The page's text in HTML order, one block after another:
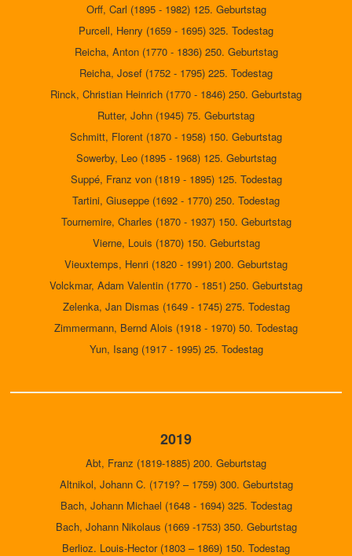
Orff, Carl (1895 - 1982) 125. Geburtstag
Purcell, Henry (1659 - 1695) 325. Todestag
Reicha, Anton (1770 - 1836) 250. Geburtstag
Reicha, Josef (1752 - 1795) 225. Todestag
Rinck, Christian Heinrich (1770 - 1846) 250. Geburtstag
Rutter, John (1945) 75. Geburtstag
Schmitt, Florent (1870 - 1958) 150. Geburtstag
Sowerby, Leo (1895 - 1968) 125. Geburtstag
Suppé, Franz von (1819 - 1895) 125. Todestag
Tartini, Giuseppe (1692 - 1770) 250. Todestag
Tournemire, Charles (1870 - 1937) 150. Geburtstag
Vierne, Louis (1870) 150. Geburtstag
Vieuxtemps, Henri (1820 - 1991) 200. Geburtstag
Volckmar, Adam Valentin (1770 - 1851) 250. Geburtstag
Zelenka, Jan Dismas (1649 - 1745) 275. Todestag
Zimmermann, Bernd Alois (1918 - 1970) 50. Todestag
Yun, Isang (1917 - 1995) 25. Todestag
2019
Abt, Franz (1819-1885) 200. Geburtstag
Altnikol, Johann C. (1719? – 1759) 300. Geburtstag
Bach, Johann Michael (1648 - 1694) 325. Todestag
Bach, Johann Nikolaus (1669 -1753) 350. Geburtstag
Berlioz. Louis-Hector (1803 – 1869) 150. Todestag